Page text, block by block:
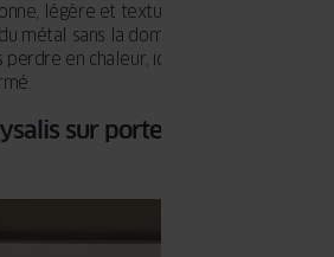
légère et texturée, apporte une note
métal sans la dominer. L’ensemble
en chaleur, idéale pour une maison
sur porte finition bois